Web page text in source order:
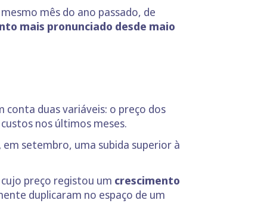
mês do ano passado, de
mais pronunciado desde maio
conta duas variáveis: o preço dos
nos últimos meses.
em setembro, uma subida superior à
cujo preço registou um crescimento
duplicaram no espaço de um